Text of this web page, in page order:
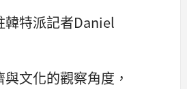
韓特派記者Daniel
文化的觀察角度，